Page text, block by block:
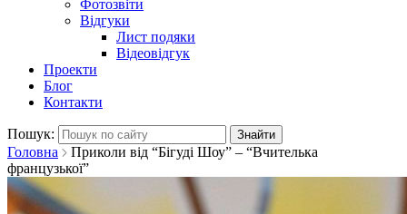
Фотозвіти
Відгуки
Лист подяки
Відеовідгук
Проекти
Блог
Контакти
Пошук:
Головна
Приколи від “Бігуді Шоу” – “Вчителька
французької”